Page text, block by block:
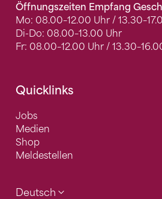
Öffnungszeiten Empfang
Mo: 08.00–12.00 Uhr /
Di-Do: 08.00–13.00 Uhr
Fr: 08.00–12.00 Uhr /
Quicklinks
Jobs
Medien
Shop
Meldestellen
Deutsch